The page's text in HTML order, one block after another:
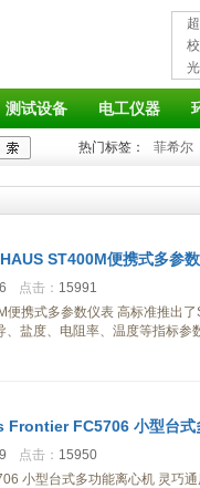
测试设备 电工仪器
热门标签： 菲希尔
ST400M便携式多参
点击： 15991
便携式多参数仪表 高标准推出
、盐度、电阻率、温度等指标参
Frontier FC5706 小型台式
点击： 15950
小型台式多功能离心机 灵巧